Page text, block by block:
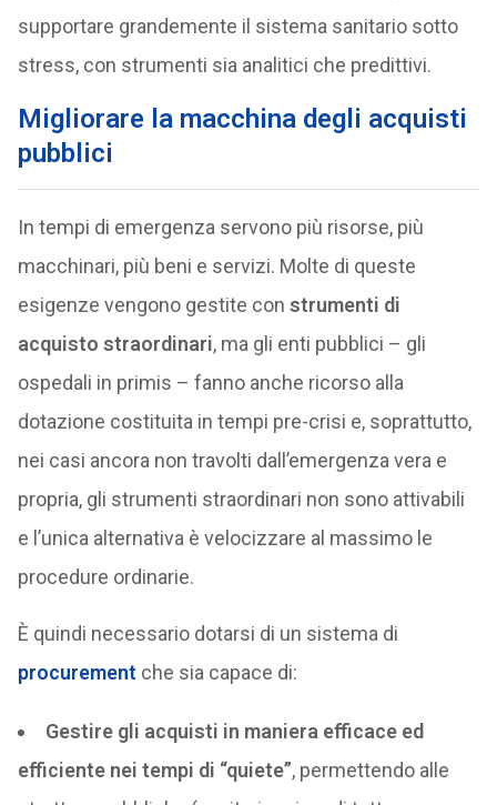
supportare grandemente il sistema sanitario sotto
stress, con strumenti sia analitici che predittivi.
Migliorare la macchina degli acquisti
pubblici
In tempi di emergenza servono più risorse, più
macchinari, più beni e servizi. Molte di queste
esigenze vengono gestite con strumenti di
acquisto straordinari, ma gli enti pubblici – gli
ospedali in primis – fanno anche ricorso alla
dotazione costituita in tempi pre-crisi e, soprattutto,
nei casi ancora non travolti dall’emergenza vera e
propria, gli strumenti straordinari non sono attivabili
e l’unica alternativa è velocizzare al massimo le
procedure ordinarie.
È quindi necessario dotarsi di un sistema di
procurement che sia capace di:
Gestire gli acquisti in maniera efficace ed
efficiente nei tempi di “quiete”, permettendo alle